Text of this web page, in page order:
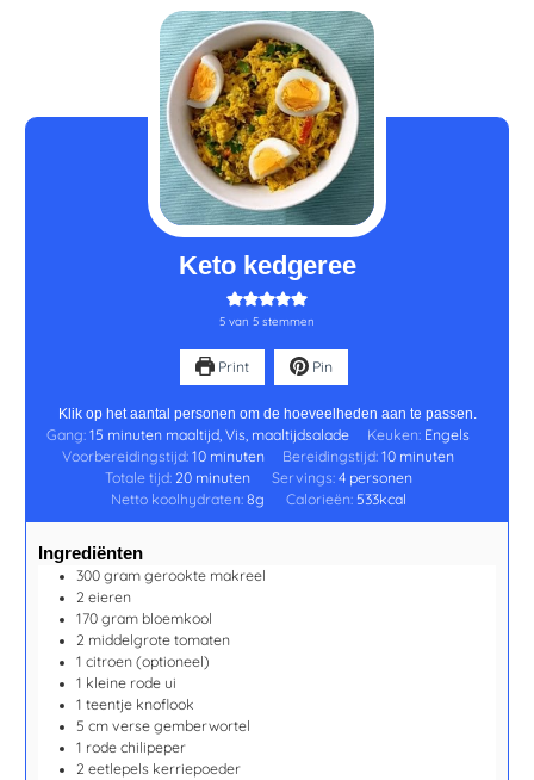
Keto kedgeree
5 van 5 stemmen
Print Pin
Klik op het aantal personen om de hoeveelheden aan te passen.
Gang:15 minuten maaltijd, Vis, maaltijdsalade Keuken: Engels
Voorbereidingstijd:10
minuten
minuten Bereidingstijd: 10 minuten
Totale tijd: 20
minuten
minuten Servings: 4 personen
Netto koolhydraten: 8g Calorieën: 533kcal
Ingrediënten
300 gram gerookte makreel
2 eieren
170 gram bloemkool
2 middelgrote tomaten
1 citroen (optioneel)
1 kleine rode ui
1 teentje knoflook
5 cm verse gemberwortel
1 rode chilipeper
2 eetlepels kerriepoeder